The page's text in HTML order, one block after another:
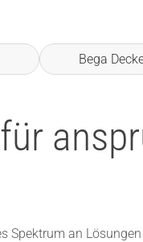
Bega
Spektrum an